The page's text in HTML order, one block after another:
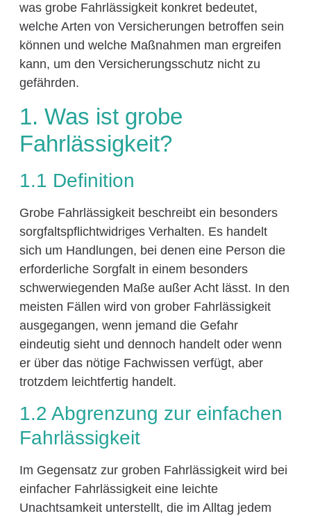
was grobe Fahrlässigkeit konkret bedeutet,
welche Arten von Versicherungen betroffen sein
können und welche Maßnahmen man ergreifen
kann, um den Versicherungsschutz nicht zu
gefährden.
1. Was ist grobe
Fahrlässigkeit?
1.1 Definition
Grobe Fahrlässigkeit beschreibt ein besonders
sorgfaltspflichtwidriges Verhalten. Es handelt
sich um Handlungen, bei denen eine Person die
erforderliche Sorgfalt in einem besonders
schwerwiegenden Maße außer Acht lässt. In den
meisten Fällen wird von grober Fahrlässigkeit
ausgegangen, wenn jemand die Gefahr
eindeutig sieht und dennoch handelt oder wenn
er über das nötige Fachwissen verfügt, aber
trotzdem leichtfertig handelt.
1.2 Abgrenzung zur einfachen
Fahrlässigkeit
Im Gegensatz zur groben Fahrlässigkeit wird bei
einfacher Fahrlässigkeit eine leichte
Unachtsamkeit unterstellt, die im Alltag jedem